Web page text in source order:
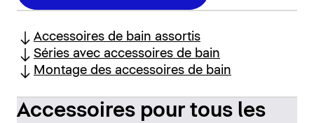
Accessoires de bain assortis
Séries avec accessoires de bain
Montage des accessoires de bain
Accessoires pour tous les